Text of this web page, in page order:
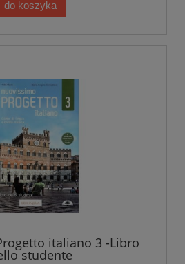
do koszyka
italiano 3 -Libro
studente